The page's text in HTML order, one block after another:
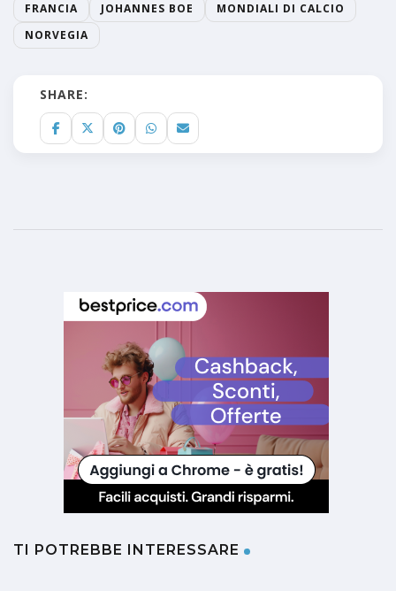
FRANCIA
JOHANNES BOE
MONDIALI DI CALCIO
NORVEGIA
SHARE:
TI POTREBBE INTERESSARE